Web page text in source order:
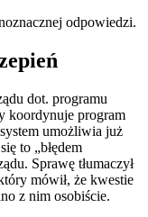
odpowiedzi.
dot. programu
koordynuje program
umożliwia już
to „błędem
Sprawę tłumaczył
mówił, że kwestie
z nim osobiście.